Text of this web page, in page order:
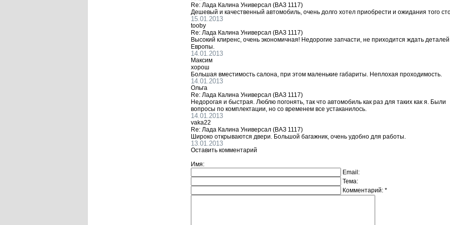
Re: Лада Калина Универсал (ВАЗ 1117)
Дешевый и качественный автомобиль, очень долго хотел приобрести и ожидания того
15.01.2013
tooby
Re: Лада Калина Универсал (ВАЗ 1117)
Высокий клиренс, очень экономичная! Недорогие запчасти, не приходится ждать деталей
Европы.
14.01.2013
Максим
хорош
Большая вместимость салона, при этом маленькие габариты. Неплохая проходимость.
14.01.2013
Ольга
Re: Лада Калина Универсал (ВАЗ 1117)
Недорогая и быстрая. Люблю погонять, так что автомобиль как раз для таких как я. Были
вопросы по комплектации, но со временем все устаканилось.
14.01.2013
vaka22
Re: Лада Калина Универсал (ВАЗ 1117)
Широко открываются двери. Большой багажник, очень удобно для работы.
13.01.2013
Оставить комментарий
Имя:
Email:
Тема:
Комментарий: *